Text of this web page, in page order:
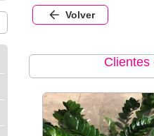
Volver
Clientes